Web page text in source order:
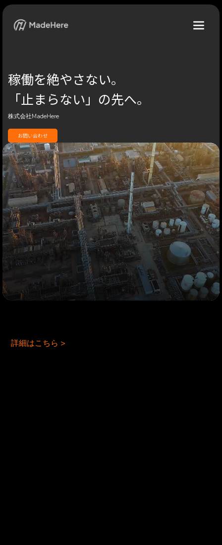
稼働を絶やさない。
「止まらない」の先へ。
株式会社MadeHere
お問い合わせ
01
詳細はこちら >